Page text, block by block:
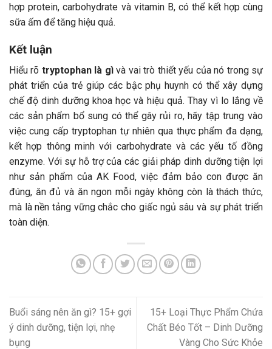
hợp protein, carbohydrate và vitamin B, có thể kết hợp cùng
sữa ấm để tăng hiệu quả.
Kết luận
Hiểu rõ tryptophan là gìvà vai trò thiết yếu của nó trong sự
phát triển của trẻ giúp các bậc phụ huynh có thể xây dựng
chế độ dinh dưỡng khoa học và hiệu quả. Thay vì lo lắng về
các sản phẩm bổ sung có thể gây rủi ro, hãy tập trung vào
việc cung cấp tryptophan tự nhiên qua thực phẩm đa dạng,
kết hợp thông minh với carbohydrate và các yếu tố đồng
enzyme. Với sự hỗ trợ của các giải pháp dinh dưỡng tiện lợi
như sản phẩm của AK Food, việc đảm bảo con được ăn
đúng, ăn đủ và ăn ngon mỗi ngày không còn là thách thức,
mà là nền tảng vững chắc cho giấc ngủ sâu và sự phát triển
toàn diện.
Buổi sáng nên ăn gì? 15+ gợi
ý dinh dưỡng, tiện lợi, nhẹ
bụng
15+ Loại Thực Phẩm Chứa
Chất Béo Tốt – Dinh Dưỡng
Vàng Cho Sức Khỏe